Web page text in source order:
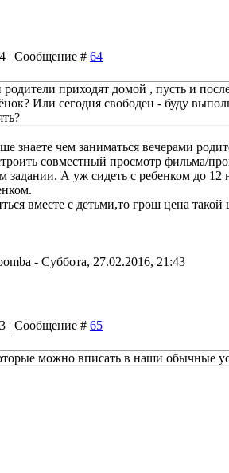
| Сообщение # 64
приходят домой , пусть и
Или сегодня свободен - буду
знаете чем заниматься вечерами
совместный просмотр фильма/
задании. А уж сидеть с ребенком до
вместе с детьми,то грош цена
- Суббота, 27.02.2016, 21:43
| Сообщение # 65
можно вписать в наши обычные